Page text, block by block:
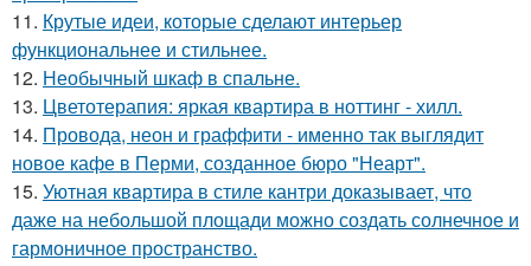
11. Крутые идеи, которые сделают интерьер
функциональнее и стильнее.
12. Необычный шкаф в спальне.
13. Цветотерапия: яркая квартира в ноттинг - хилл.
14. Провода, неон и граффити - именно так выглядит
новое кафе в Перми, созданное бюро "Неарт".
15. Уютная квартира в стиле кантри доказывает, что
даже на небольшой площади можно создать солнечное и
гармоничное пространство.